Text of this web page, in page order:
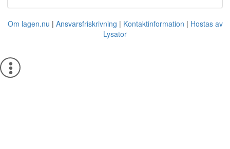
Om lagen.nu Ansvarsfriskrivning Kontaktinformation
Hostas av
Lysator